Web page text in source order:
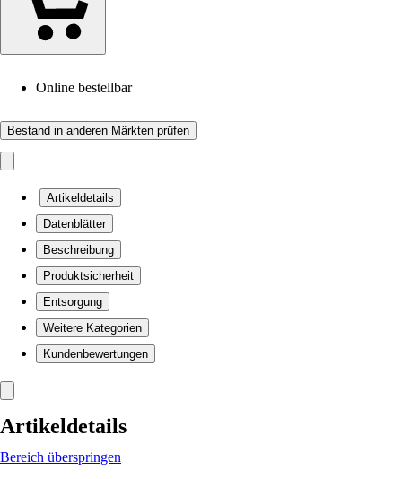
Online bestellbar
Bestand in anderen Märkten prüfen
Artikeldetails
Datenblätter
Beschreibung
Produktsicherheit
Entsorgung
Weitere Kategorien
Kundenbewertungen
Artikeldetails
Bereich überspringen